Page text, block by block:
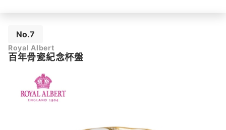
No.7
Royal Albert
百年骨瓷紀念杯盤